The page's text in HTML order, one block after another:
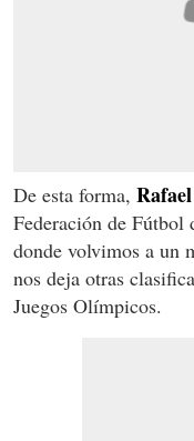
De esta forma,
Federación de Fútbol
donde volvimos a un
nos deja otras
Juegos Olímpicos.